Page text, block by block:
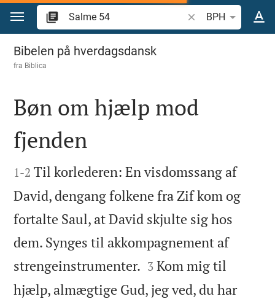
Gå til indhold
Søg efter bibelvers
BPH
Salme 54
Bibelen på hverdagsdansk
fra Biblica

Bøn om hjælp mod
fjenden

1-2 Til korlederen: En visdomssang af
David, dengang folkene fra Zif kom og
fortalte Saul, at David skjulte sig hos
dem. Synges til akkompagnement af
strengeinstrumenter. 

3 Kom mig til
hjælp, almægtige Gud, jeg ved, du har